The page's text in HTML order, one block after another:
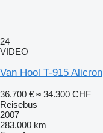
24
VIDEO
Van Hool T-915 Alicron
36.700 € ≈ 34.300 CHF
Reisebus
2007
283.000 km